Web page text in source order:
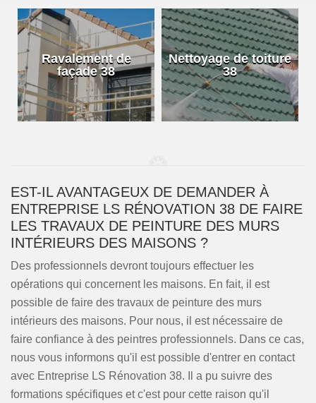
Ravalement de
façade 38
Nettoyage de toiture
38
EST-IL AVANTAGEUX DE DEMANDER À
ENTREPRISE LS RÉNOVATION 38 DE FAIRE
LES TRAVAUX DE PEINTURE DES MURS
INTÉRIEURS DES MAISONS ?
Des professionnels devront toujours effectuer les
opérations qui concernent les maisons. En fait, il est
possible de faire des travaux de peinture des murs
intérieurs des maisons. Pour nous, il est nécessaire de
faire confiance à des peintres professionnels. Dans ce cas,
nous vous informons qu'il est possible d'entrer en contact
avec Entreprise LS Rénovation 38. Il a pu suivre des
formations spécifiques et c'est pour cette raison qu'il